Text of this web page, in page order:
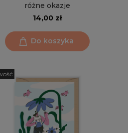
różne okazje
14,00 zł
Do koszyka